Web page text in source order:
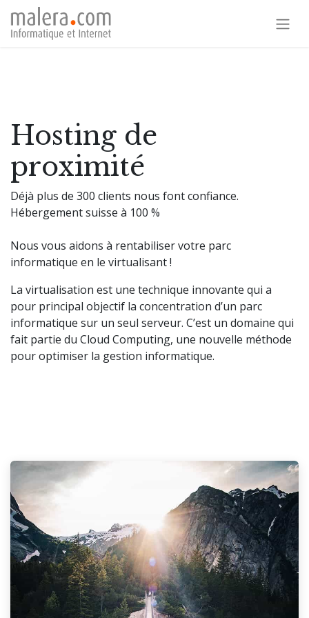
Hosting de
proximité
Déjà plus de 300 clients nous font confiance.
Hébergement suisse à 100 %
Nous vous aidons à rentabiliser votre parc
informatique en le virtualisant !
La virtualisation est une technique innovante qui a
pour principal objectif la concentration d’un parc
informatique sur un seul serveur. C’est un domaine qui
fait partie du Cloud Computing, une nouvelle méthode
pour optimiser la gestion informatique.